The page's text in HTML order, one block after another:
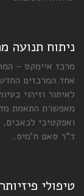
ניתוח תנועה
מרכז איימקס –
אחד המרכזים
לאיתור וזיהוי
מאפשרת התאמת
ואפקטיבי
ד"ר סאם ח'מיס.
טיפולי